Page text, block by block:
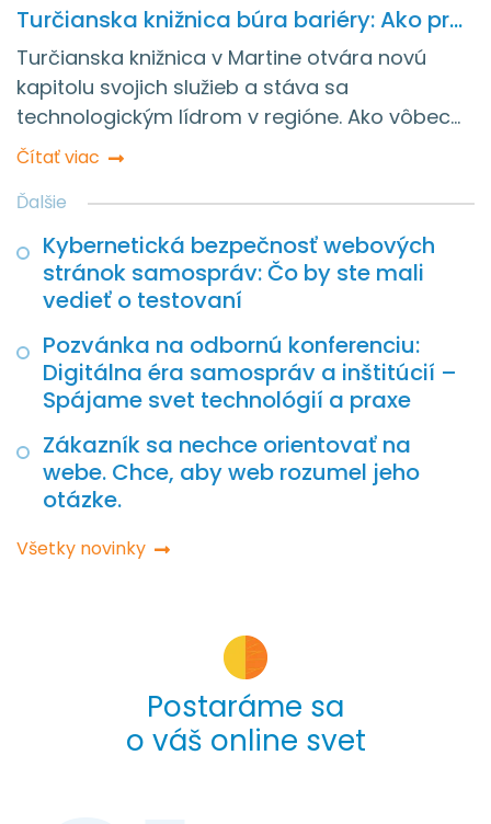
Turčianska knižnica búra bariéry: Ako prvá v Žilinskom kraji spúšťa AI asistenta a mobilnú aplikáciu
Turčianska knižnica v Martine otvára novú
kapitolu svojich služieb a stáva sa
technologickým lídrom v regióne. Ako vôbec
prvá spomedzi všetkých knižníc v
samosprávneho kraja (ŽSK) zavádza pre
svojich používateľov a návštevníkov tri
zásadné digitálne novinky: inteligentného AI
asistenta s nepretržitou prevádzkou,
webovú stránku prispôsobenú pre
znevýhodnené skupiny.
Čítať viac
Kybernetická bezpečnosť webových
stránok samospráv: Čo by ste mali
vedieť o testovaní
Pozvánka na odbornú konferenciu:
Digitálna éra samospráv a inštitúcií –
Spájame svet technológií a praxe
Zákazník sa nechce orientovať na
webe. Chce, aby web rozumel jeho
otázke.
Všetky novinky
Postaráme sa
o váš online svet